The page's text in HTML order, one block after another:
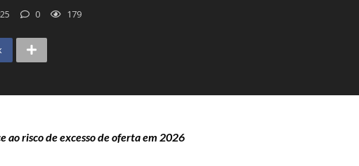
0 179
ao risco de excesso de oferta em 2026